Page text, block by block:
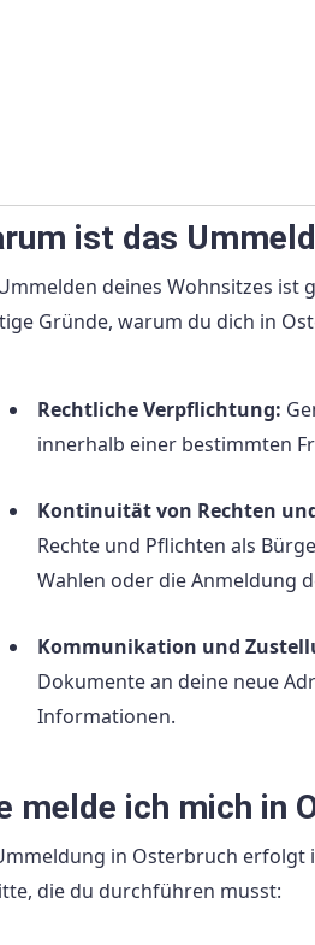
ist das
deines Wohnsitzes ist
Gründe, warum du dich in
Rechtliche Verpflichtung:
innerhalb einer bestimmten
Kontinuität von Rechten
Rechte und Pflichten als
Wahlen oder die Anmeldung
Kommunikation und
Dokumente an deine neue
Informationen.
melde ich mich in
in Osterbruch erfolgt
die du durchführen musst: